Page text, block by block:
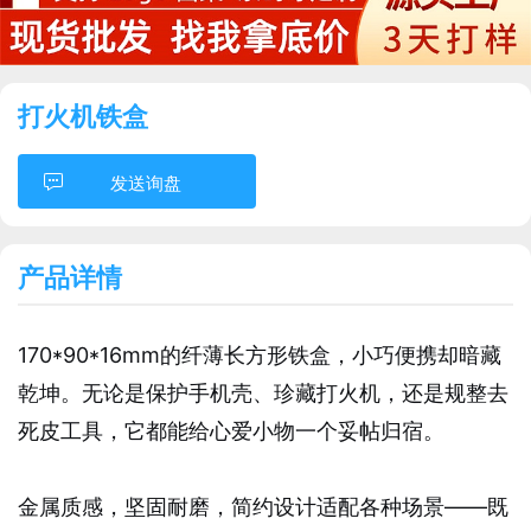
打火机铁盒
发送询盘
产品详情
170*90*16mm的纤薄长方形铁盒，小巧便携却暗藏
乾坤。无论是保护手机壳、珍藏打火机，还是规整去
死皮工具，它都能给心爱小物一个妥帖归宿。
金属质感，坚固耐磨，简约设计适配各种场景——既